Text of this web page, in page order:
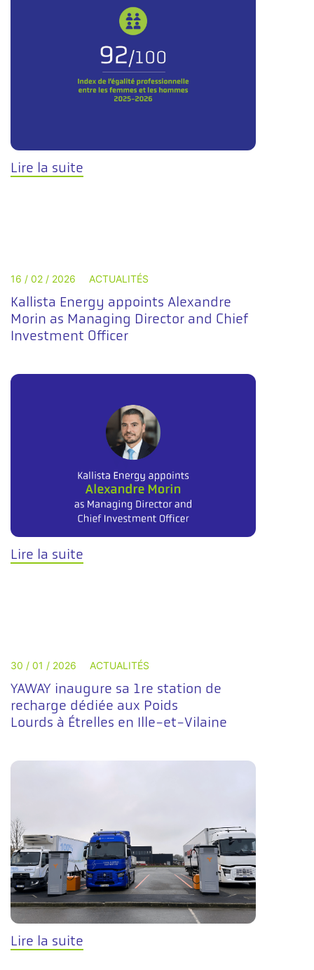
Lire la suite
16 / 02 / 2026 ACTUALITÉS
Kallista Energy appoints Alexandre
Morin as Managing Director and Chief
Investment Officer
Lire la suite
30 / 01 / 2026 ACTUALITÉS
YAWAY inaugure sa 1re station de
recharge dédiée aux Poids
Lourds à Étrelles en Ille-et-Vilaine
Lire la suite